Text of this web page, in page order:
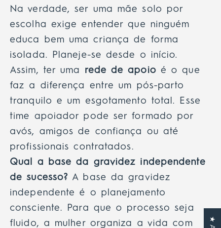
Na verdade, ser uma mãe solo por
escolha exige entender que ninguém
educa bem uma criança de forma
isolada. Planeje-se desde o início.
Assim, ter uma rede de apoio é o que
faz a diferença entre um pós-parto
tranquilo e um esgotamento total. Esse
time apoiador pode ser formado por
avós, amigos de confiança ou até
profissionais contratados.
Qual a base da gravidez independente
de sucesso? A base da gravidez
independente é o planejamento
consciente. Para que o processo seja
fluido, a mulher organiza a vida com